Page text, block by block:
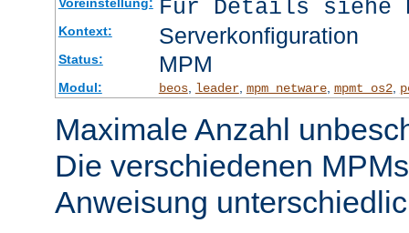
Voreinstellung: Für Details siehe
Kontext: Serverkonfiguration
Status: MPM
Modul: beos, leader, mpm_netware, mpmt_os2,
Maximale Anzahl
Die verschiedenen
Anweisung